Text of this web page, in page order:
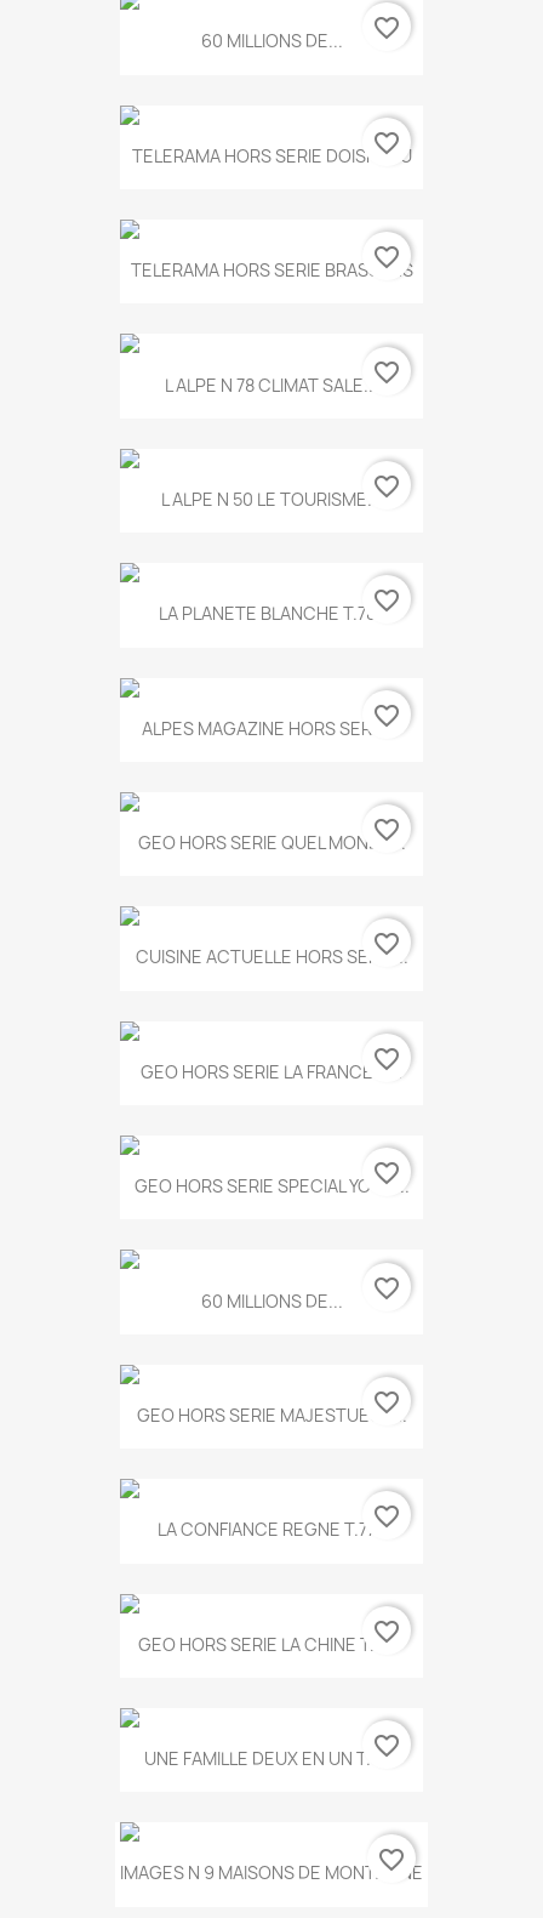
60 MILLIONS DE... favorite_border
TELERAMA HORS SERIE DOISNEAU
favorite_border
TELERAMA HORS SERIE BRASSENS
favorite_border
L ALPE N 78 CLIMAT SALE...favorite_border
L ALPE N 50 LE TOURISME...favorite_border
LA PLANETE BLANCHE T.785favorite_border
ALPES MAGAZINE HORS SERIE...
favorite_border
GEO HORS SERIE QUEL MONDE...
favorite_border
CUISINE ACTUELLE HORS SERIE...
favorite_border
GEO HORS SERIE LA FRANCE A...
favorite_border
GEO HORS SERIE SPECIAL YOGA...
favorite_border
60 MILLIONS DE... favorite_border
GEO HORS SERIE MAJESTUEUX...
favorite_border
LA CONFIANCE REGNE T.778favorite_border
GEO HORS SERIE LA CHINE T.497
favorite_border
UNE FAMILLE DEUX EN UN T.675
favorite_border
IMAGES N 9 MAISONS DE MONTAGNE
favorite_border